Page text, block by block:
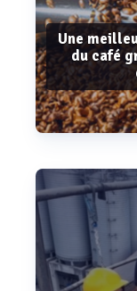
Une
du café